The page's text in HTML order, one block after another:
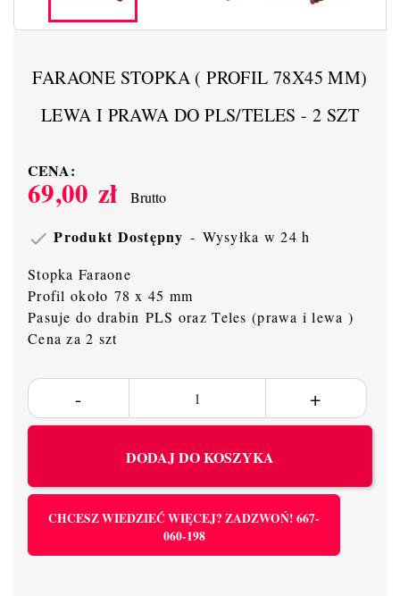
FARAONE STOPKA ( PROFIL 78X45 MM)
LEWA I PRAWA DO PLS/TELES - 2 SZT
CENA:
69,00 zł Brutto
 Produkt Dostępny Wysyłka w 24 h
Stopka Faraone
Profil około 78 x 45 mm
Pasuje do drabin PLS oraz Teles (prawa i lewa )
Cena za 2 szt
DODAJ DO KOSZYKA
CHCESZ WIEDZIEĆ WIĘCEJ? ZADZWOŃ! 667-
060-198